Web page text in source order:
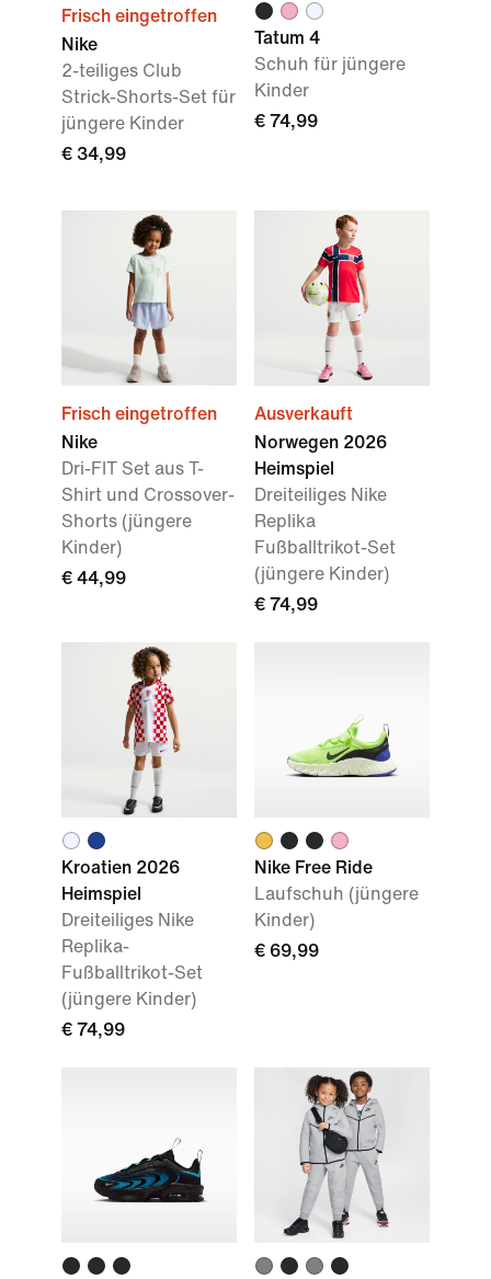
Frisch eingetroffen
Nike
2-teiliges Club
Strick-Shorts-Set für
jüngere Kinder
€ 34,99
Tatum 4
Schuh für jüngere
Kinder
€ 74,99
Frisch eingetroffen
Nike
Dri-FIT Set aus T-
Shirt und Crossover-
Shorts (jüngere
Kinder)
€ 44,99
Ausverkauft
Norwegen 2026
Heimspiel
Dreiteiliges Nike
Replika
Fußballtrikot-Set
(jüngere Kinder)
€ 74,99
Kroatien 2026
Heimspiel
Dreiteiliges Nike
Replika-
Fußballtrikot-Set
(jüngere Kinder)
€ 74,99
Nike Free Ride
Laufschuh (jüngere
Kinder)
€ 69,99